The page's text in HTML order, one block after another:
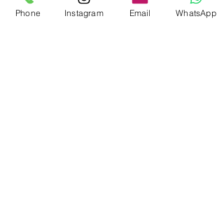
Ta Email
Phone Instagram Email WhatsApp